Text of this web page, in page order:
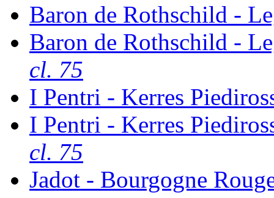
Baron de Rothschild -
Baron de Rothschild -
cl. 75
I Pentri - Kerres
I Pentri - Kerres
cl. 75
Jadot - Bourgogne